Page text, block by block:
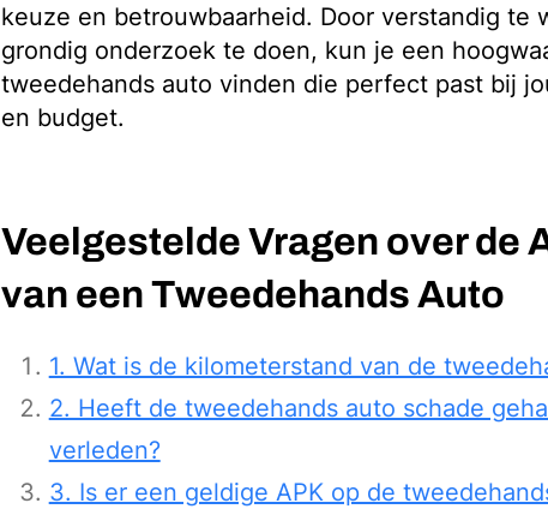
keuze en betrouwbaarheid. Door verstandig te
grondig onderzoek te doen, kun je een
tweedehands auto vinden die perfect past bij
en budget.
Veelgestelde Vragen over de
van een Tweedehands Auto
1. Wat is de kilometerstand van de
2. Heeft de tweedehands auto schade
verleden?
3. Is er een geldige APK op de